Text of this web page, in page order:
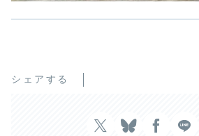
シェアする